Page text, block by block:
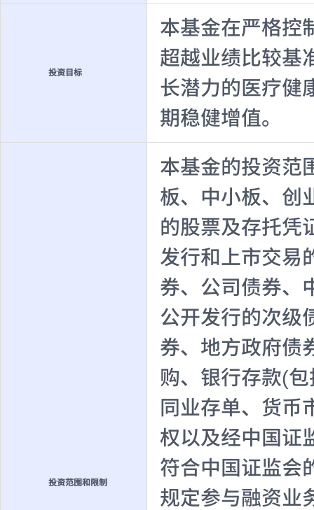
投资目标
本基金在严格控
超越业绩比较基
长潜力的医疗健
期稳健增值。
投资范围和限制
本基金的投资范
板、中小板、创
的股票及存托凭
发行和上市交易
券、公司债券、
公开发行的次级
券、地方政府债
购、银行存款(
同业存单、货币
权以及经中国证
符合中国证监会
规定参与融资业